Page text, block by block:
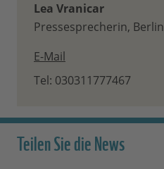
Lea Vranicar
Pressesprecherin, Berlin
E-Mail
Tel: 030311777467
Teilen Sie die News